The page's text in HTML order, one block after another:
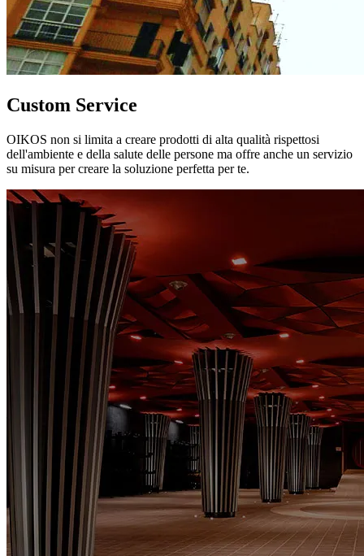
Custom Service
OIKOS non si limita a creare prodotti di alta qualità rispettosi
dell'ambiente e della salute delle persone ma offre anche un servizio
su misura per creare la soluzione perfetta per te.